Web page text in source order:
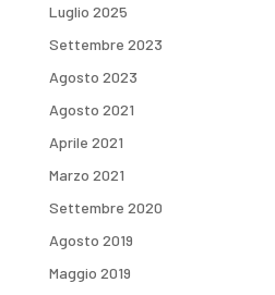
Luglio 2025
Settembre 2023
Agosto 2023
Agosto 2021
Aprile 2021
Marzo 2021
Settembre 2020
Agosto 2019
Maggio 2019